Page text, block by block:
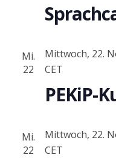
Mi.
22
Mittwoch, 22.
CET
PEKiP-
Mi.
22
Mittwoch, 22.
CET